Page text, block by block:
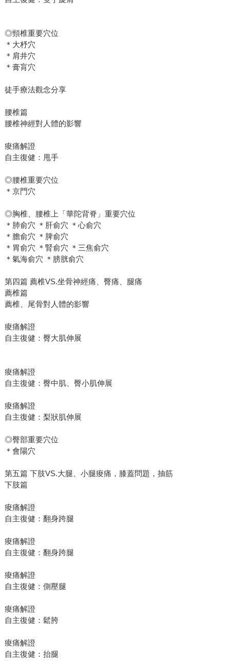
◎頸椎重要穴位
＊大杼穴
＊肩井穴
＊膏肓穴
徒手療法觀念分享
腰椎篇
腰椎神經對人體的影響
痠痛解證
自主復健：甩手
◎腰椎重要穴位
＊京門穴
◎胸椎、腰椎上「華陀背脊」重要穴位
＊肺俞穴 ＊肝俞穴 ＊心俞穴
＊膽俞穴 ＊脾俞穴
＊胃俞穴 ＊腎俞穴 ＊三焦俞穴
＊氣海俞穴 ＊膀胱俞穴
第四篇 薦椎VS.坐骨神經痛、臀痛、腿痛
薦椎篇
薦椎、尾骨對人體的影響
痠痛解證
自主復健：臀大肌伸展
痠痛解證
自主復健：臀中肌、臀小肌伸展
痠痛解證
自主復健：梨狀肌伸展
◎臀部重要穴位
＊會陽穴
第五篇 下肢VS.大腿、小腿痠痛，膝蓋問題，抽筋
下肢篇
痠痛解證
自主復健：翻身跨腿
痠痛解證
自主復健：翻身跨腿
痠痛解證
自主復健：側壓腿
痠痛解證
自主復健：鬆胯
痠痛解證
自主復健：抬腿